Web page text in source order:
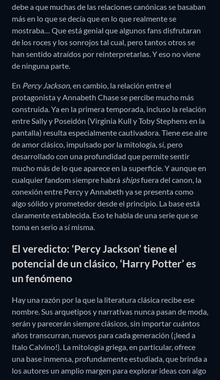
debe a que muchas de las relaciones canónicas se basaban
más en lo que se decía que en lo que realmente se
mostraba… Que está genial que algunos fans disfrutaran
de los roces y los sonrojos tal cual, pero tantos otros se
han sentido atraídos por reinterpretarlas. Y eso no viene
de ninguna parte.
En Percy Jackson, en cambio, la relación entre el
protagonista y Annabeth Chase se percibe mucho más
construida. Ya en la primera temporada, incluso la relación
entre Sally y Poseidón (Virginia Kull y Toby Stephens en la
pantalla) resulta especialmente cautivadora. Tiene ese aire
de amor clásico, impulsado por la mitología, sí, pero
desarrollado con una profundidad que permite sentir
mucho más de lo que aparece en la superficie. Y aunque en
cualquier fandom siempre habrá shipsfuera del canon, la
conexión entre Percy y Annabeth ya se presenta como
algo sólido y prometedor desde el principio. La base está
claramente establecida. Eso te habla de una serie que se
toma en serio a sí misma.
El veredicto: ‘Percy Jackson’ tiene el
potencial de un clásico, ‘Harry Potter’ es
un fenómeno
Hay una razón por la que la literatura clásica recibe ese
nombre. Sus arquetipos y narrativas nunca pasan de moda,
serán y parecerán siempre clásicos, sin importar cuántos
años transcurran, nuevos para cada generación (¡leed a
Italo Calvino!). La mitología griega, en particular, ofrece
una base inmensa, profundamente estudiada, que brinda a
los autores un amplio margen para explorar ideas con algo